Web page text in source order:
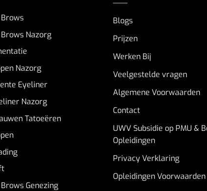
Nazorg
Nazorg
Eyeliner
Nazorg
Tatoeëren
Genezing
Blogs
Prijzen
Werken Bij
Veelgestelde vragen
Algemene Voorwaarden
Contact
UWV Subsidie op PMU &
Opleidingen
Privacy Verklaring
Opleidingen Voorwaarden